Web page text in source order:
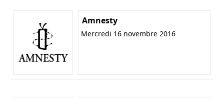
Amnesty
Mercredi 16 novembre 2016